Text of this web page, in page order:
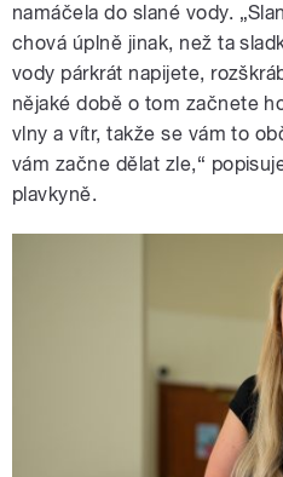
namáčela do slané vody.
chová úplně jinak, než ta
vody párkrát napijete,
nějaké době o tom začnete
vlny a vítr, takže se vám to
vám začne dělat zle,“
plavkyně.